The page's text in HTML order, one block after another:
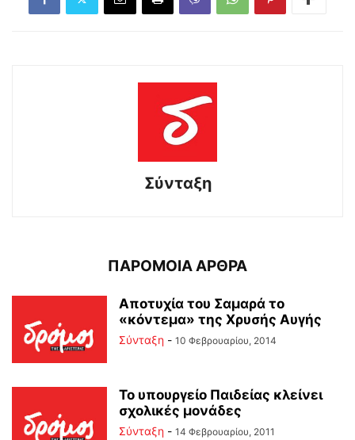
Σύνταξη
ΠΑΡΟΜΟΙΑ ΑΡΘΡΑ
Αποτυχία του Σαμαρά το
«κόντεμα» της Χρυσής Αυγής
Σύνταξη - 10 Φεβρουαρίου, 2014
Το υπουργείο Παιδείας κλείνει
σχολικές μονάδες
Σύνταξη - 14 Φεβρουαρίου, 2011